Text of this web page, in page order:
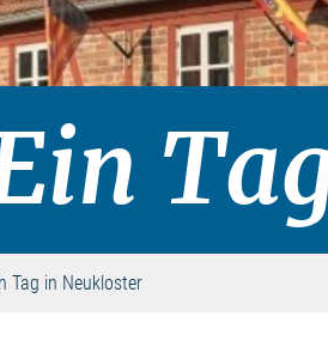
Tag in Neukloster